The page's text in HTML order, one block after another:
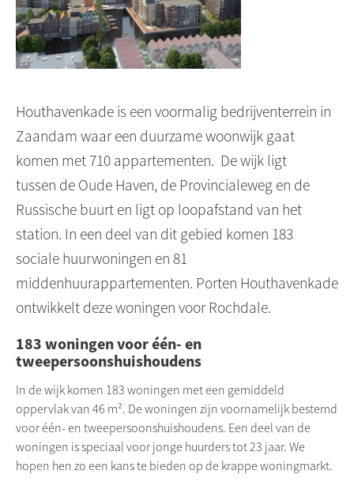
Houthavenkade is een voormalig bedrijventerrein in
Zaandam waar een duurzame woonwijk gaat
komen met 710 appartementen. De wijk ligt
tussen de Oude Haven, de Provincialeweg en de
Russische buurt en ligt op loopafstand van het
station. In een deel van dit gebied komen 183
sociale huurwoningen en 81
middenhuurappartementen. Porten Houthavenkade
ontwikkelt deze woningen voor Rochdale.
183 woningen voor één- en
tweepersoonshuishoudens
In de wijk komen 183 woningen met een gemiddeld
oppervlak van 46 m². De woningen zijn voornamelijk bestemd
voor één- en tweepersoonshuishoudens. Een deel van de
woningen is speciaal voor jonge huurders tot 23 jaar. We
hopen hen zo een kans te bieden op de krappe woningmarkt.